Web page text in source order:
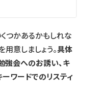
つかあるかもしれな
用意しましょう。具体
強会へのお誘い、キ
ワードでのリスティ